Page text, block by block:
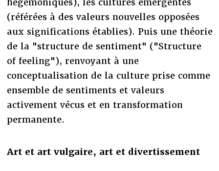
(référées à des valeurs nouvelles opposées
aux significations établies). Puis une théorie
de la "structure de sentiment" ("Structure
of feeling"), renvoyant à une
conceptualisation de la culture prise comme
ensemble de sentiments et valeurs
activement vécus et en transformation
permanente.
Art et art vulgaire, art et divertissement